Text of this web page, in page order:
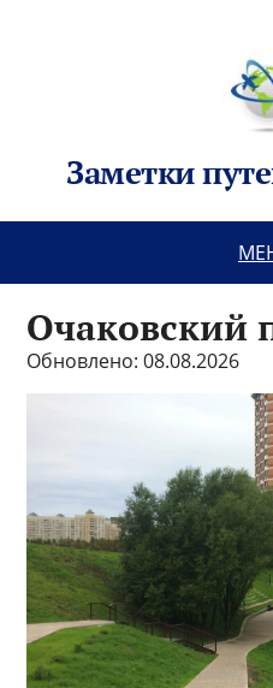
Заметки
Очаковский
Обновлено: 08.08.2026